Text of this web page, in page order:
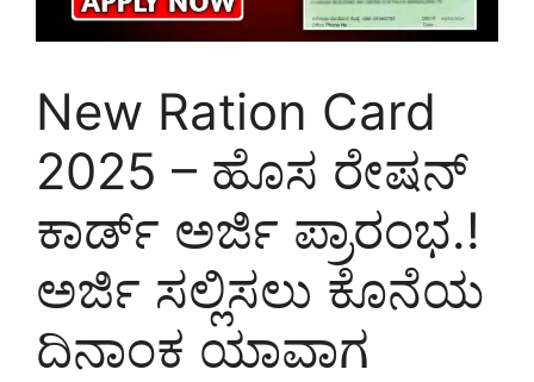
New Ration Card
2025 – ಹೊಸ ರೇಷನ್
ಕಾರ್ಡ್ ಅರ್ಜಿ ಪ್ರಾರಂಭ.!
ಅರ್ಜಿ ಸಲ್ಲಿಸಲು ಕೊನೆಯ
ದಿನಾಂಕ ಯಾವಾಗ